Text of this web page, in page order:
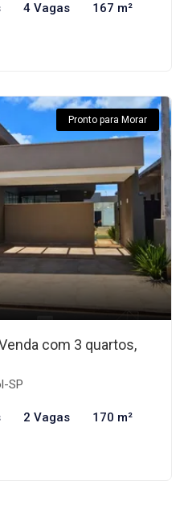
4 Vagas 167 m²
Pronto para Morar
com 3 quartos,
SP
2 Vagas 170 m²